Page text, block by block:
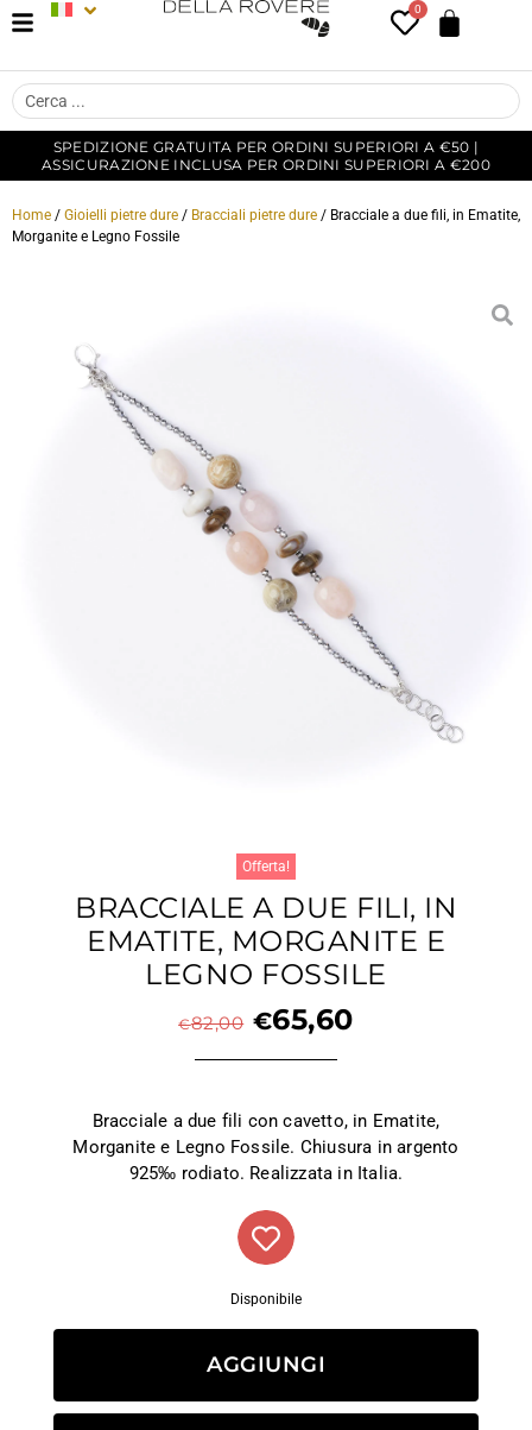
0
SPEDIZIONE GRATUITA PER ORDINI SUPERIORI A €50 |
ASSICURAZIONE INCLUSA PER ORDINI SUPERIORI A €200
Home / Gioielli pietre dure / Bracciali pietre dure / Bracciale a due fili, in Ematite,
Morganite e Legno Fossile
Offerta!
BRACCIALE A DUE FILI, IN
EMATITE, MORGANITE E
LEGNO FOSSILE
€82,00 €65,60
Bracciale a due fili con cavetto, in Ematite,
Morganite e Legno Fossile. Chiusura in argento
925‰ rodiato. Realizzata in Italia.
Disponibile
AGGIUNGI